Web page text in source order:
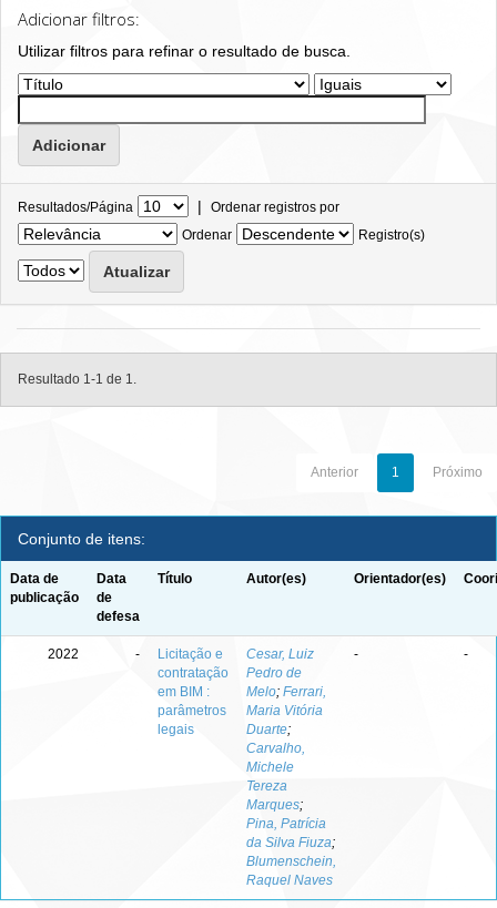
Adicionar filtros:
Utilizar filtros para refinar o resultado de busca.
Resultados/Página | Ordenar registros por
Ordenar
Registro(s)
Resultado 1-1 de 1.
Anterior 1 Próximo
Conjunto de itens:
Data de
publicação
Data
de
defesa
Título Autor(es) Orientador(es)
2022 -
Licitação e
contratação
em BIM :
parâmetros
legais
Cesar, Luiz
Pedro de
Melo; Ferrari,
Maria Vitória
Duarte;
Carvalho,
Michele
Tereza
Marques;
Pina, Patrícia
da Silva Fiuza;
Blumenschein,
Raquel Naves
- -